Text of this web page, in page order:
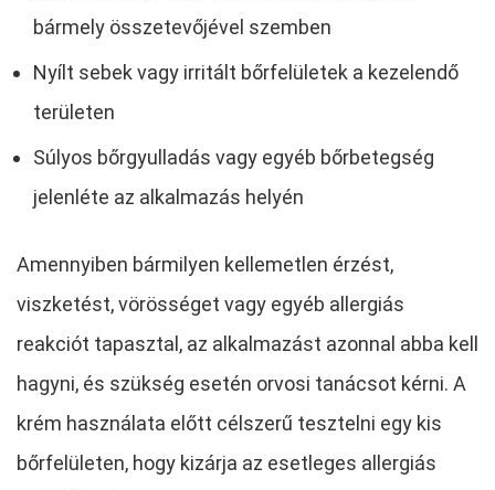
bármely összetevőjével szemben
Nyílt sebek vagy irritált bőrfelületek a kezelendő
területen
Súlyos bőrgyulladás vagy egyéb bőrbetegség
jelenléte az alkalmazás helyén
Amennyiben bármilyen kellemetlen érzést,
viszketést, vörösséget vagy egyéb allergiás
reakciót tapasztal, az alkalmazást azonnal abba kell
hagyni, és szükség esetén orvosi tanácsot kérni. A
krém használata előtt célszerű tesztelni egy kis
bőrfelületen, hogy kizárja az esetleges allergiás